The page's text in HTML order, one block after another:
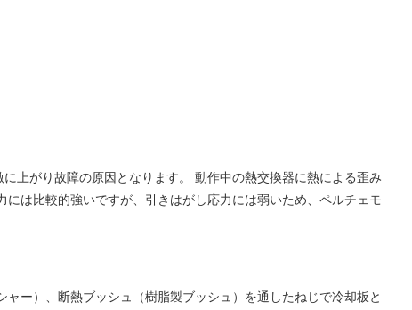
上がり故障の原因となります。 動作中の熱交換器に熱による歪み
は比較的強いですが、引きはがし応力には弱いため、ペルチェモ
ー）、断熱ブッシュ（樹脂製ブッシュ）を通したねじで冷却板と